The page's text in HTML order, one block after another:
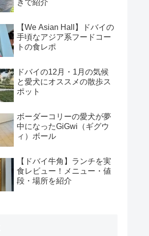
きで紹介
【We Asian Hall】ドバイの
手頃なアジア系フードコー
トの食レポ
ドバイの12月・1月の気候
と愛犬にオススメの散歩ス
ポット
ボーダーコリーの愛犬が夢
中になったGiGwi（ギグウ
ィ）ボール
【ドバイ牛角】ランチを実
食レビュー！メニュー・値
段・場所を紹介